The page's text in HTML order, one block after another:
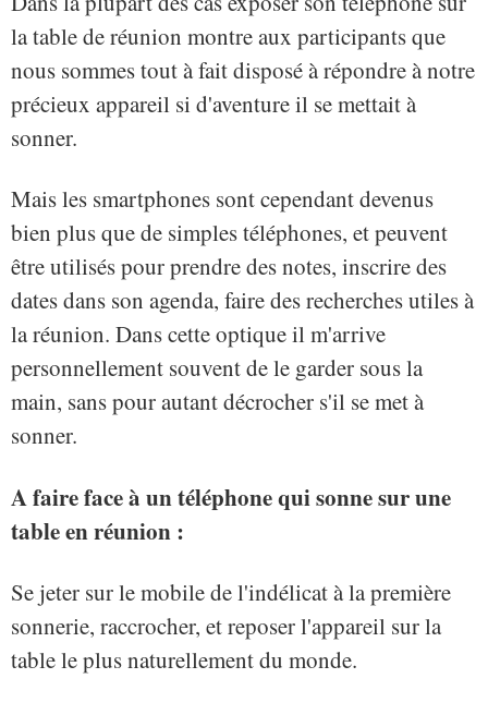
la table de réunion montre aux participants que
nous sommes tout à fait disposé à répondre à notre
précieux appareil si d'aventure il se mettait à
sonner.
Mais les smartphones sont cependant devenus
bien plus que de simples téléphones, et peuvent
être utilisés pour prendre des notes, inscrire des
dates dans son agenda, faire des recherches utiles à
la réunion. Dans cette optique il m'arrive
personnellement souvent de le garder sous la
main, sans pour autant décrocher s'il se met à
sonner.
A faire face à un téléphone qui sonne sur une
table en réunion :
Se jeter sur le mobile de l'indélicat à la première
sonnerie, raccrocher, et reposer l'appareil sur la
table le plus naturellement du monde.